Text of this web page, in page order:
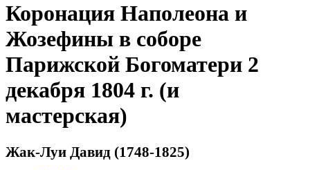
Коронация Наполеона и
Жозефины в соборе
Парижской Богоматери 2
декабря 1804 г. (и
мастерская)
Жак-Луи Давид (1748-1825)